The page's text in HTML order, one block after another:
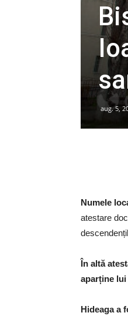
aug. 5,
Numele
atestare
În altă
aparține lui
Hideaga a